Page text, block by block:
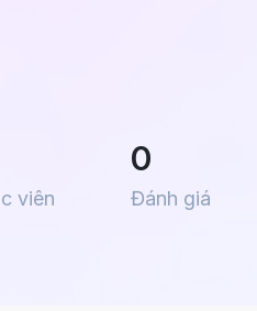
viên
0
Đánh giá